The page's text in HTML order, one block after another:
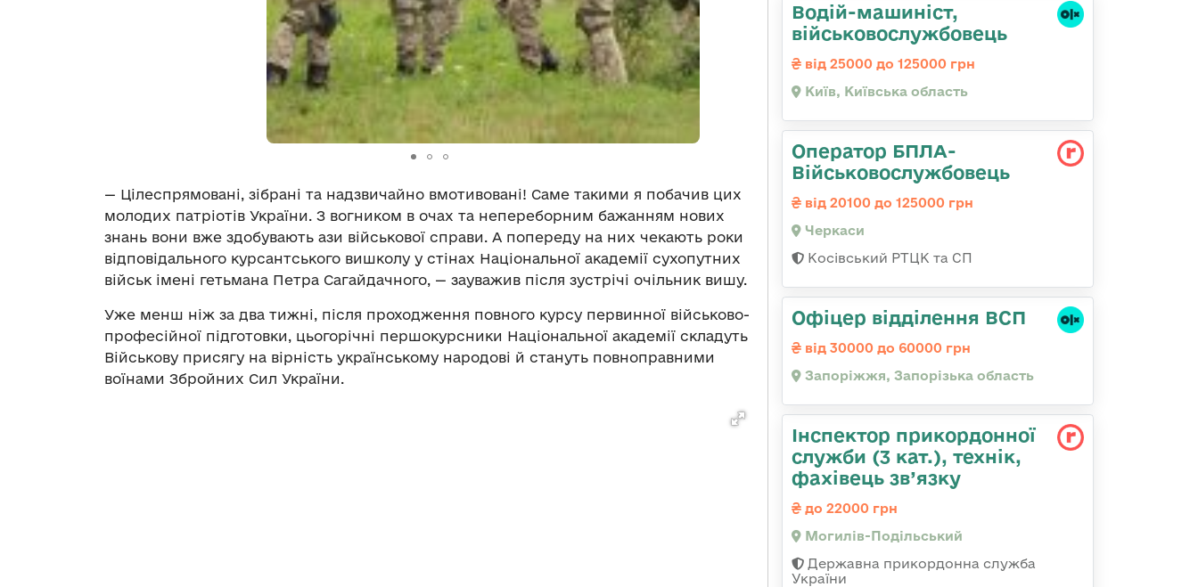
— Цілеспрямовані, зібрані та надзвичайно вмотивовані! Саме такими я побачив цих
молодих патріотів України. З вогником в очах та непереборним бажанням нових
знань вони вже здобувають ази військової справи. А попереду на них чекають роки
відповідального курсантського вишколу у стінах Національної академії сухопутних
військ імені гетьмана Петра Сагайдачного, — зауважив після зустрічі очільник вишу.
Уже менш ніж за два тижні, після проходження повного курсу первинної військово-
професійної підготовки, цьогорічні першокурсники Національної академії складуть
Військову присягу на вірність українському народові й стануть повноправними
воїнами Збройних Сил України.
Водій-машиніст,
військовослужбовець
від 25000 до 125000 грн
Київ, Київська область
Оператор БПЛА-
Військовослужбовець
від 20100 до 125000 грн
Черкаси
Косівський РТЦК та СП
Офіцер відділення ВСП
від 30000 до 60000 грн
Запоріжжя, Запорізька область
Інспектор прикордонної
служби (3 кат.), технік,
фахівець зв’язку
до 22000 грн
Могилів-Подільський
Державна прикордонна служба
України